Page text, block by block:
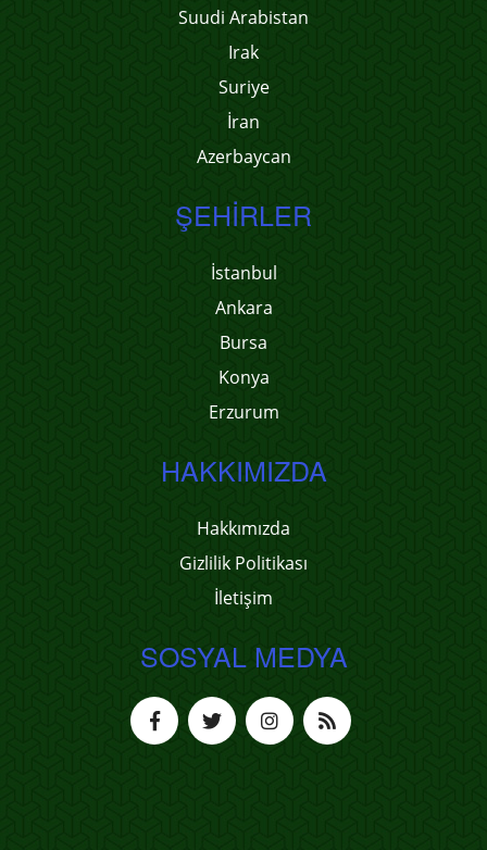
Suudi Arabistan
Irak
Suriye
İran
Azerbaycan
ŞEHIRLER
İstanbul
Ankara
Bursa
Konya
Erzurum
HAKKIMIZDA
Hakkımızda
Gizlilik Politikası
İletişim
SOSYAL MEDYA